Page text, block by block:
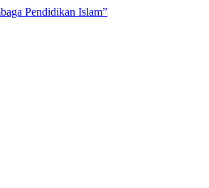
Pendidikan Islam”